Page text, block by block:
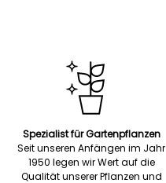
Spezialist für Gartenpflanzen
Seit unseren Anfängen im Jahr
1950 legen wir Wert auf die
Qualität unserer Pflanzen und